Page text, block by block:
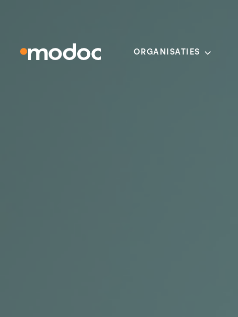
ORGANISATIES